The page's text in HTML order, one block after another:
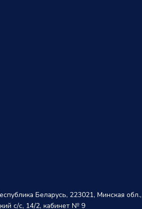
Беларусь, 223021, Минская обл.,
с/с, 14/2, кабинет № 9